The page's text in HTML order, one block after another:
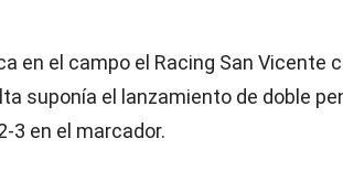
en el campo el Racing San Vicente
suponía el lanzamiento de doble
3 en el marcador.